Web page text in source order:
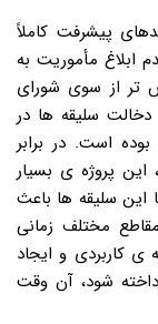
پیشرفت کاملاً
ابلاغ مأموریت به
از سوی شورای
سلیقه ها در
است. در برابر
پروژه ی بسیار
این سلیقه ها باعث
مختلف زمانی
کاربردی و ایجاد
شود، آن وقت